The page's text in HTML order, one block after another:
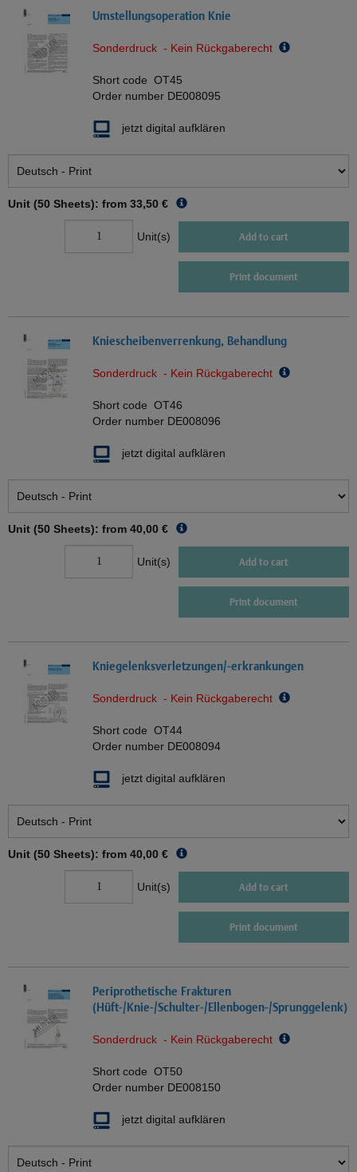
Umstellungsoperation Knie
Sonderdruck - Kein Rückgaberecht
Short code OT45
Order number DE008095
jetzt digital aufklären
Unit (50 Sheets): from 33,50 €
Unit(s) Add to cart
Print document
Kniescheibenverrenkung, Behandlung
Sonderdruck - Kein Rückgaberecht
Short code OT46
Order number DE008096
jetzt digital aufklären
Unit (50 Sheets): from 40,00 €
Unit(s) Add to cart
Print document
Kniegelenksverletzungen/-erkrankungen
Sonderdruck - Kein Rückgaberecht
Short code OT44
Order number DE008094
jetzt digital aufklären
Unit (50 Sheets): from 40,00 €
Unit(s) Add to cart
Print document
Periprothetische Frakturen
(Hüft-/Knie-/Schulter-/Ellenbogen-/Sprunggelenk)
Sonderdruck - Kein Rückgaberecht
Short code OT50
Order number DE008150
jetzt digital aufklären